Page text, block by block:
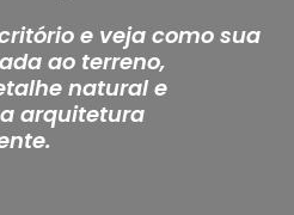
e veja como sua
ao terreno,
natural e
arquitetura